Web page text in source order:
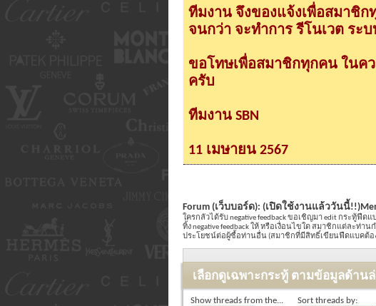
ทีมงาน จึงของแจ้งเพื่อสมาชิก
จนกว่า จะทำการ รีโนเวต ระ
ขอโทษเพื่อสมาชิกทุกคน ในค
ครับ
ทีมงาน SBN
11 เมษายน 2567
Forum (เว็บบอร์ด): (เปิดใช้งานแล้ววันนี้
ใครกลัวได้รับ negative feedback ขอเชิญมา edit กระทู้
ทิ้ง negative feedback ให้ หรือเงื่อนไขใด สมาชิกแต่ละท่
ประโยชน์ต่อผู้ซื้อท่านอื่น (สมาชิกที่มีสิทธิ์เขียนฟีดแบคต้อง
เลือกดูเฉพาะกระทู้ ตามข้อมูลด้านล่
Show threads from the... Sort threads by: